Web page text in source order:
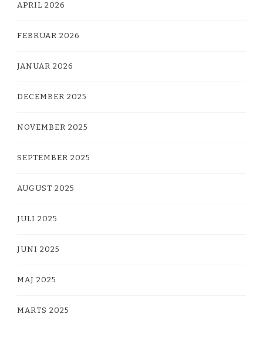
APRIL 2026
FEBRUAR 2026
JANUAR 2026
DECEMBER 2025
NOVEMBER 2025
SEPTEMBER 2025
AUGUST 2025
JULI 2025
JUNI 2025
MAJ 2025
MARTS 2025